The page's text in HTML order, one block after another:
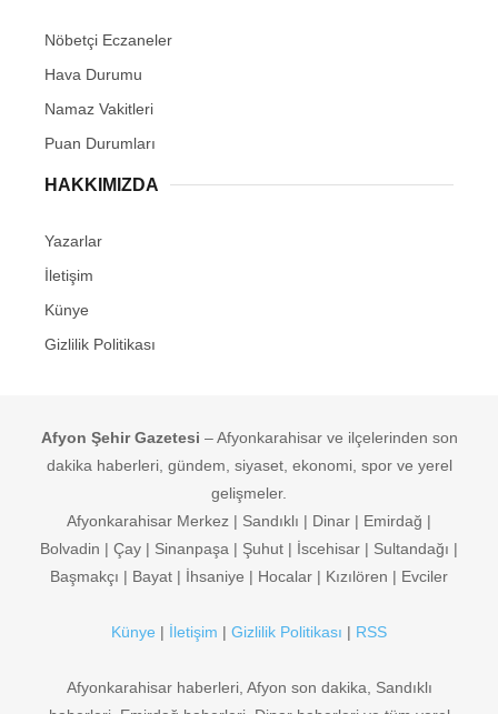
Nöbetçi Eczaneler
Hava Durumu
Namaz Vakitleri
Puan Durumları
HAKKIMIZDA
Yazarlar
İletişim
Künye
Gizlilik Politikası
Afyon Şehir Gazetesi – Afyonkarahisar ve ilçelerinden son
dakika haberleri, gündem, siyaset, ekonomi, spor ve yerel
gelişmeler.
Afyonkarahisar Merkez | Sandıklı | Dinar | Emirdağ |
Bolvadin | Çay | Sinanpaşa | Şuhut | İscehisar | Sultandağı |
Başmakçı | Bayat | İhsaniye | Hocalar | Kızılören | Evciler
Künye | İletişim | Gizlilik Politikası | RSS
Afyonkarahisar haberleri, Afyon son dakika, Sandıklı